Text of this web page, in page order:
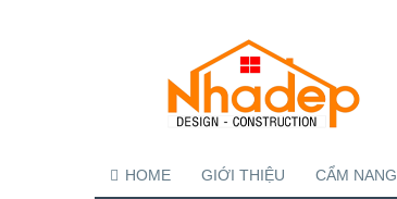
HOME GIỚI THIỆU CẨM NANG